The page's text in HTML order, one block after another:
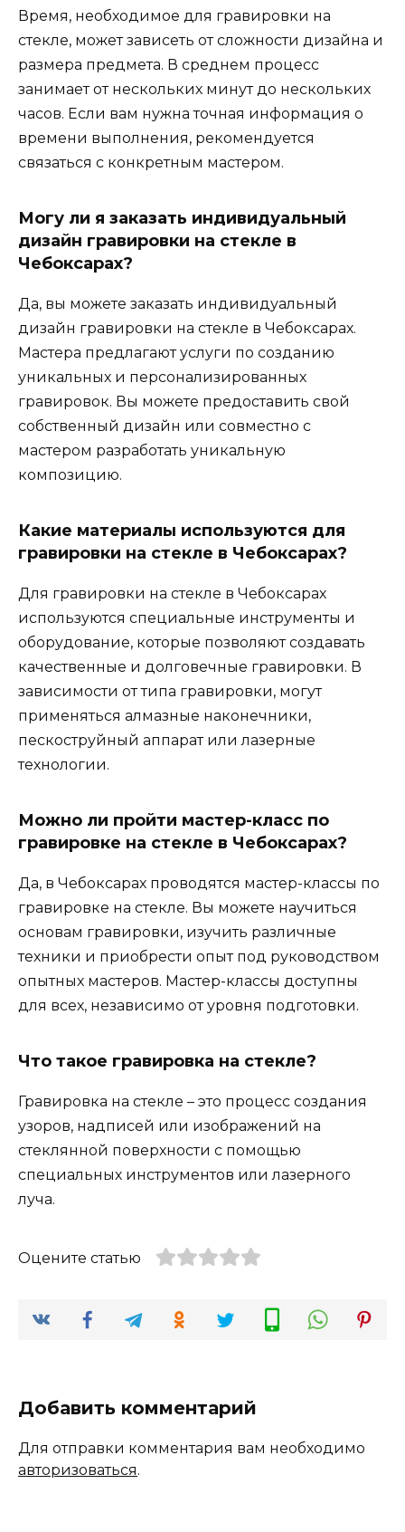
Время, необходимое для гравировки на
стекле, может зависеть от сложности дизайна и
размера предмета. В среднем процесс
занимает от нескольких минут до нескольких
часов. Если вам нужна точная информация о
времени выполнения, рекомендуется
связаться с конкретным мастером.
Могу ли я заказать индивидуальный
дизайн гравировки на стекле в
Чебоксарах?
Да, вы можете заказать индивидуальный
дизайн гравировки на стекле в Чебоксарах.
Мастера предлагают услуги по созданию
уникальных и персонализированных
гравировок. Вы можете предоставить свой
собственный дизайн или совместно с
мастером разработать уникальную
композицию.
Какие материалы используются для
гравировки на стекле в Чебоксарах?
Для гравировки на стекле в Чебоксарах
используются специальные инструменты и
оборудование, которые позволяют создавать
качественные и долговечные гравировки. В
зависимости от типа гравировки, могут
применяться алмазные наконечники,
пескоструйный аппарат или лазерные
технологии.
Можно ли пройти мастер-класс по
гравировке на стекле в Чебоксарах?
Да, в Чебоксарах проводятся мастер-классы по
гравировке на стекле. Вы можете научиться
основам гравировки, изучить различные
техники и приобрести опыт под руководством
опытных мастеров. Мастер-классы доступны
для всех, независимо от уровня подготовки.
Что такое гравировка на стекле?
Гравировка на стекле – это процесс создания
узоров, надписей или изображений на
стеклянной поверхности с помощью
специальных инструментов или лазерного
луча.
Оцените статью
Добавить комментарий
Для отправки комментария вам необходимо
авторизоваться.